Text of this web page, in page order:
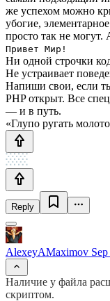
же успехом можно
убогие,
просто так не
Привет Мир!
Ни одной строчки
Не устраивает
Напиши свои, если
PHP открыт. Все
— и в путь.
«Глупо ругать
Reply
AlexeyAMaximov
Наличие у файла
скриптом.